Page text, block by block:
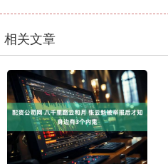
相关文章